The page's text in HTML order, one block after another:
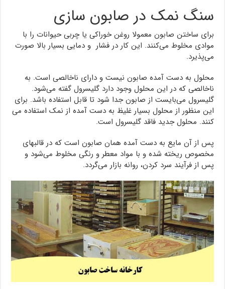
سنگ نمک در صابون سازی
برای ساختن صابون معمولا روغن خوراکی یا چربی حیوانات را با
موادی مخلوط می‌کنند. این کار در فشار و دمایی بسیار بالا صورت
می‌پذیرد.
محلول به دست آمده صابون نیست و دارای ناخالصی است. به
ناخالصی که در این محلول وجود دارد گلیسرول گفته می‌شود.
گلیسرول می‌بایست از صابون جدا شود تا قابل استفاده باشد. برای
این منظور از محلول بسیار غلیظ به دست آمده از نمک استفاده می
کنند. محلول جدید فاقد گلیسرول است.
پس از آن مایع به دست آمده همان صابون است که در قالبهای
مخصوص ریخته شده و با مواد معطر و رنگی مخلوط می‌شود و
پس از فرآیند سرد کردن، روانه بازار می‌گردد.